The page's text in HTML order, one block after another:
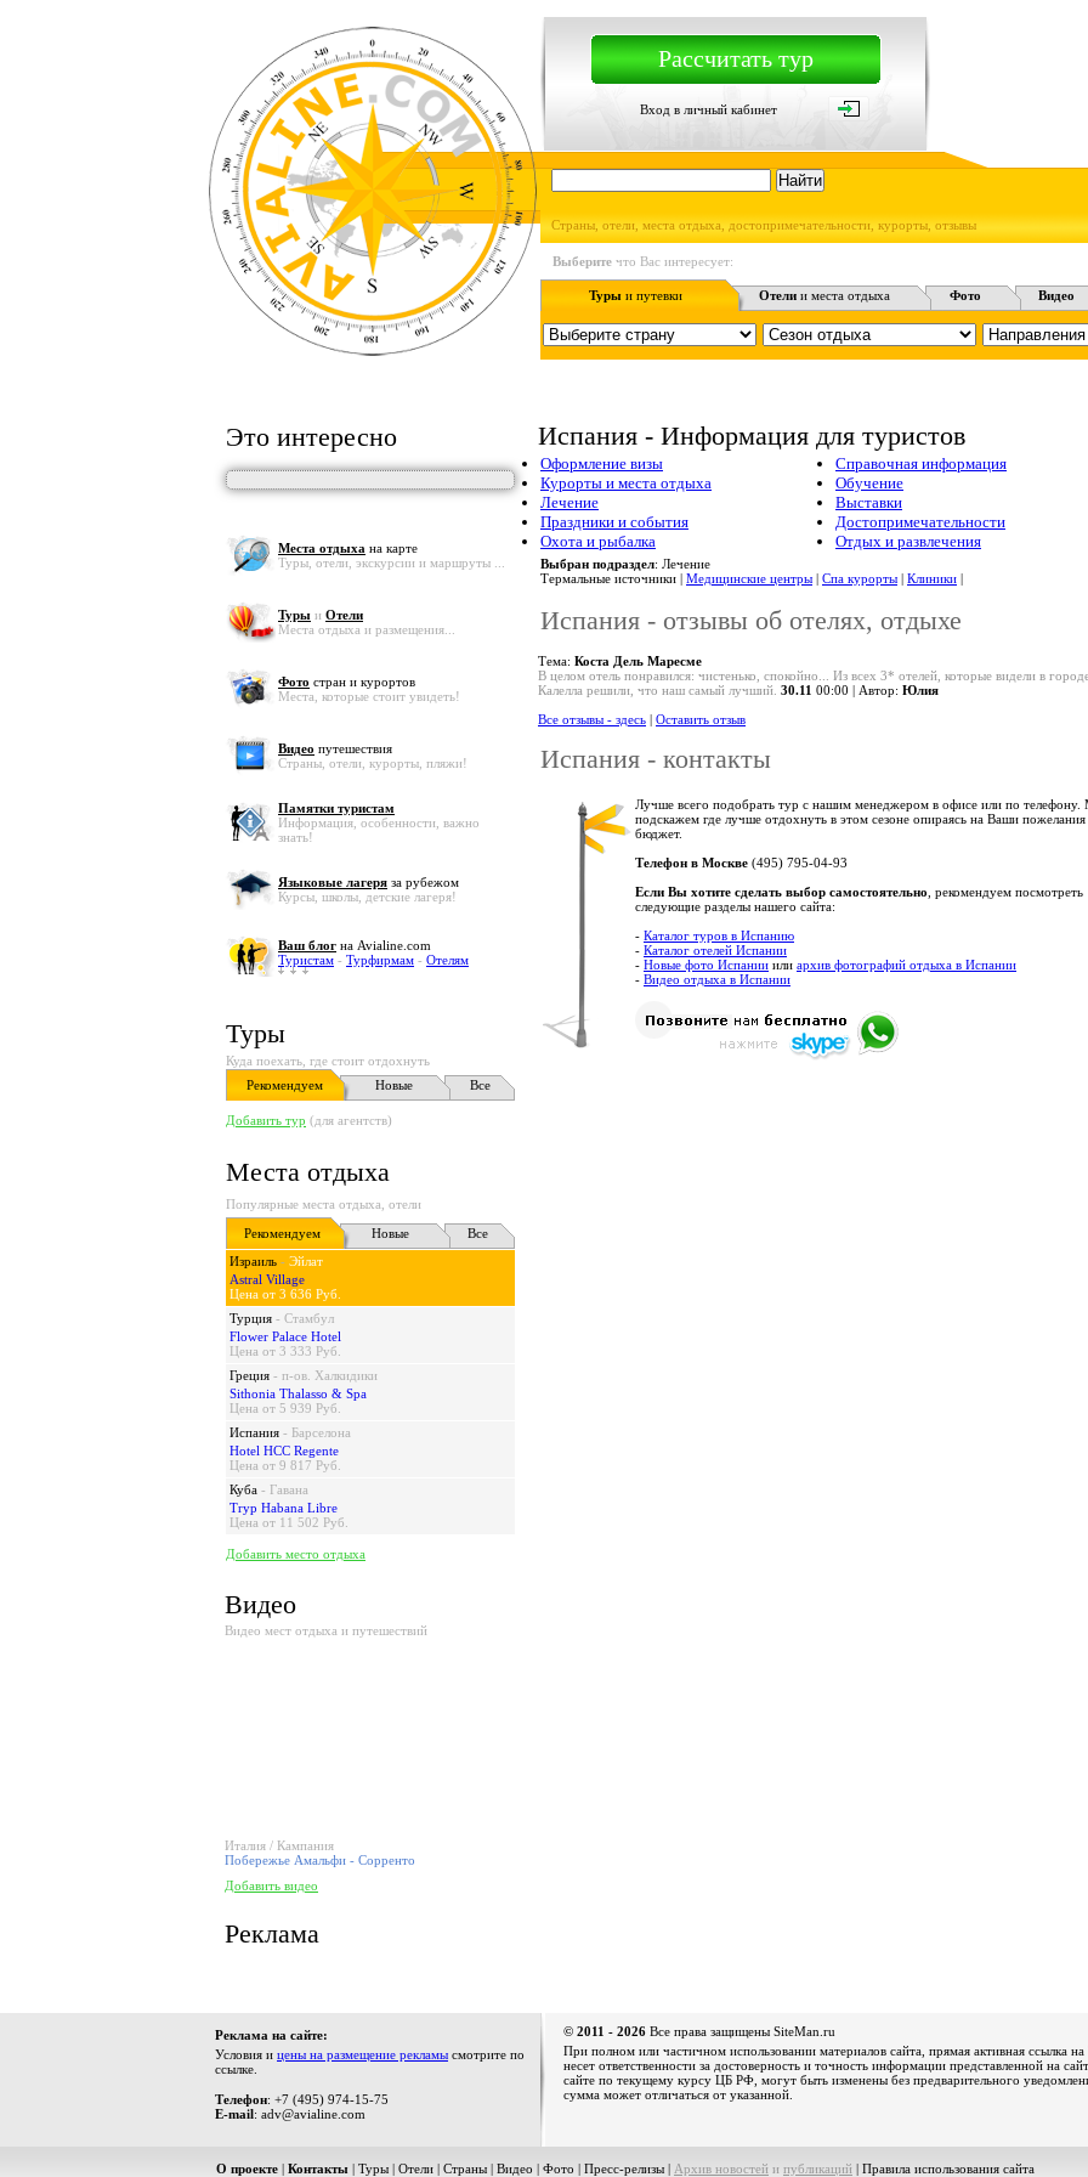
Рассчитать тур
Вход в личный кабинет
Страны, отели, места отдыха, достопримечательности, курорты, отзывы
Выберите что Вас интересует:
Турыи путевки Отели и места отдыха Фото Видео
Это интересно
Места отдыха на карте
Туры, отели, экскурсии и маршруты ...
Туры и Отели
Места отдыха и размещения...
Фото стран и курортов
Места, которые стоит увидеть!
Видео путешествия
Страны, отели, курорты, пляжи!
Памятки туристам
Информация, особенности, важно
знать!
Языковые лагеря за рубежом
Курсы, школы, детские лагеря!
Ваш блог на Avialine.com
Туристам - Турфирмам - Отелям
Туры
Куда поехать, где стоит отдохнуть
Рекомендуем
Новые Все
Добавить тур (для агентств)
Места отдыха
Популярные места отдыха, отели
Рекомендуем
Новые
Все
Израиль - Эйлат
Astral Village
Цена от 3 636 Руб.
Турция - Стамбул
Flower Palace Hotel
Цена от 3 333 Руб.
Греция - п-ов. Халкидики
Sithonia Thalasso & Spa
Цена от 5 939 Руб.
Испания - Барселона
Hotel HCC Regente
Цена от 9 817 Руб.
Куба - Гавана
Tryp Habana Libre
Цена от 11 502 Руб.
Добавить место отдыха
Видео
Видео мест отдыха и путешествий
Италия / Кампания
Побережье Амальфи - Сорренто
Добавить видео
Реклама
Испания - Информация для туристов
Оформление визы
Курорты и места отдыха
Лечение
Праздники и события
Охота и рыбалка
Справочная информация
Обучение
Выставки
Достопримечательности
Отдых и развлечения
Выбран подраздел: Лечение
Термальные источники | Медицинские центры | Спа курорты | Клиники |
Испания - отзывы об отелях, отдыхе
Тема: Коста Дель Маресме
В целом отель понравился: чистенько, спокойно... Из всех 3* отелей, которые видели в
Калелла решили, что наш самый лучший. 30.11 00:00 | Автор: Юлия
Все отзывы - здесь | Оставить отзыв
Испания - контакты
Лучше всего подобрать тур с нашим менеджером в офисе или по
подскажем где лучше отдохнуть в этом сезоне опираясь на Ваши
бюджет.
Телефон в Москве (495) 795-04-93
Если Вы хотите сделать выбор самостоятельно , рекомендуем посмотреть
следующие разделы нашего сайта:
- Каталог туров в Испанию
- Каталог отелей Испании
- Новые фото Испании или архив фотографий отдыха в Испании
- Видео отдыха в Испании
Реклама на сайте:
Условия и цены на размещение рекламы смотрите по
ссылке.
Телефон: +7 (495) 974-15-75
E-mail: adv@avialine.com
© 2011 - 2026 Все права защищены SiteMan.ru
При полном или частичном использовании материалов сайта, прямая активная ссылка
несет ответственности за достоверность и точность информации представленной на
сайте по текущему курсу ЦБ РФ, могут быть изменены без предварительного
сумма может отличаться от указанной.
О проекте | Контакты | Туры | Отели | Страны | Видео | Фото | Пресс-релизы | Архив новостей и публикаций | Правила использования сайта